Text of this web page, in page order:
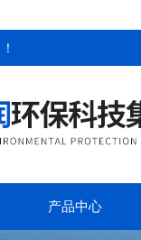
！
产品中心